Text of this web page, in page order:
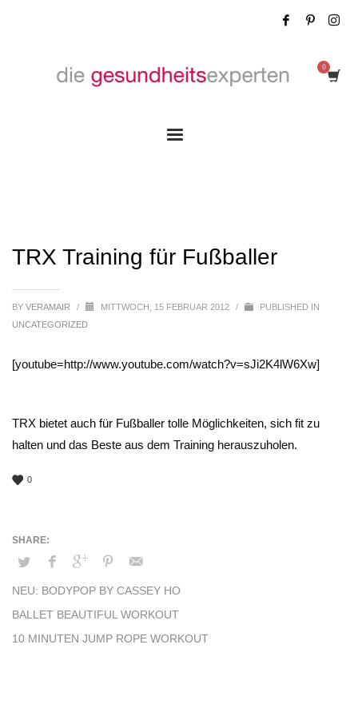
TRX Training für Fußballer
BY VERAMAIR / MITTWOCH, 15 FEBRUAR 2012 /
PUBLISHED IN
UNCATEGORIZED
[youtube=http://www.youtube.com/watch?v=sJi2K4lW6Xw]
TRX bietet auch für Fußballer tolle Möglichkeiten, sich fit zu
halten und das Beste aus dem Training herauszuholen.
0
NEU: BODYPOP BY CASSEY HO
BALLET BEAUTIFUL WORKOUT
10 MINUTEN JUMP ROPE WORKOUT